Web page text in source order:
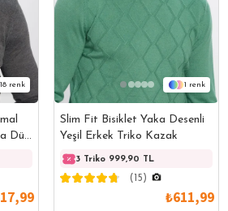
18
Düz
3 Triko 1499,90 TL
1
Slim Fit Bisiklet Yaka Desenli
Yeşil Erkek Triko Kazak
3 Triko 999,90 TL
(15)
₺611,99